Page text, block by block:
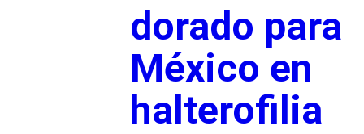
dorado para
México en
halterofilia